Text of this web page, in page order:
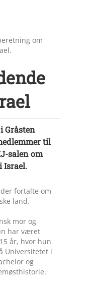
om
Gråsten
til
salen om
Israel.
fortalte om
land.
mor og
har været
år, hvor hun
Universitetet i
og